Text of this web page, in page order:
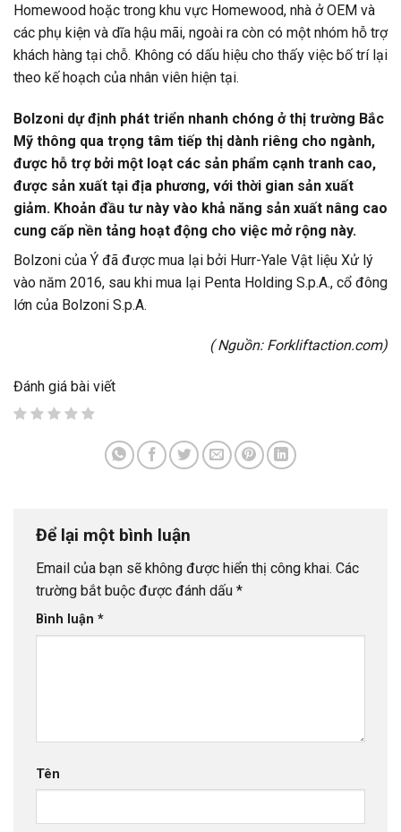
Homewood hoặc trong khu vực Homewood, nhà ở OEM và
các phụ kiện và dĩa hậu mãi, ngoài ra còn có một nhóm hỗ trợ
khách hàng tại chỗ. Không có dấu hiệu cho thấy việc bố trí lại
theo kế hoạch của nhân viên hiện tại.
Bolzoni dự định phát triển nhanh chóng ở thị trường Bắc
Mỹ thông qua trọng tâm tiếp thị dành riêng cho ngành,
được hỗ trợ bởi một loạt các sản phẩm cạnh tranh cao,
được sản xuất tại địa phương, với thời gian sản xuất
giảm. Khoản đầu tư này vào khả năng sản xuất nâng cao
cung cấp nền tảng hoạt động cho việc mở rộng này.
Bolzoni của Ý đã được mua lại bởi Hurr-Yale Vật liệu Xử lý
vào năm 2016, sau khi mua lại Penta Holding S.p.A., cổ đông
lớn của Bolzoni S.p.A.
( Nguồn: Forkliftaction.com)
Đánh giá bài viết
Để lại một bình luận
Email của bạn sẽ không được hiển thị công khai. Các
trường bắt buộc được đánh dấu *
Bình luận *
Tên